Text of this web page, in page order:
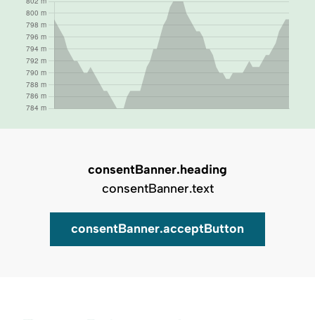
consentBanner.heading
consentBanner.text
consentBanner.acceptButton